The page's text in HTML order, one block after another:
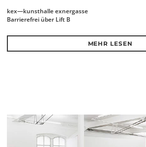
kex—kunsthalle exnergasse
Barrierefrei über Lift B
MEHR LESEN